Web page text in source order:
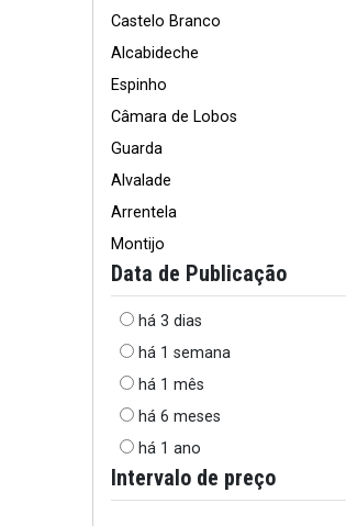
Castelo Branco
Alcabideche
Espinho
Câmara de Lobos
Guarda
Alvalade
Arrentela
Montijo
Data de Publicação
há 3 dias
há 1 semana
há 1 mês
há 6 meses
há 1 ano
Intervalo de preço